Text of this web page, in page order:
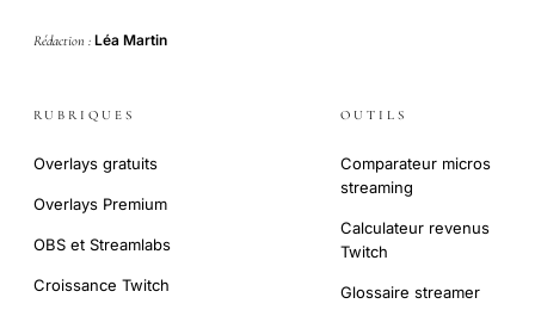
Rédaction : Léa Martin
RUBRIQUES
Overlays gratuits
Overlays Premium
OBS et Streamlabs
Croissance Twitch
OUTILS
Comparateur micros
streaming
Calculateur revenus
Twitch
Glossaire streamer